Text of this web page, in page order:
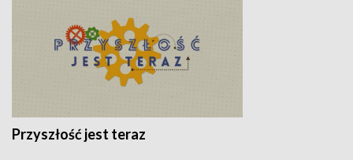
Przyszłość jest teraz